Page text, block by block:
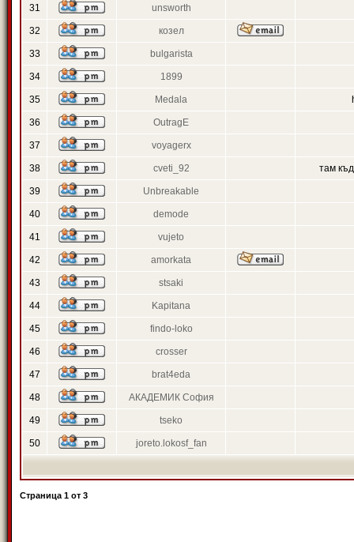
31 unsworth
32 козел
33 bulgarista
34 1899
35 Medala
36 OutragE
37 voyagerx
38 cveti_92 там
39 Unbreakable
40 demode
41 vujeto
42 amorkata
43 stsaki
44 Kapitana
45 findo-loko
46 crosser
47 brat4eda
48 АКАДЕМИК София
49 tseko
50 joreto.lokosf_fan
Страница 1 от 3